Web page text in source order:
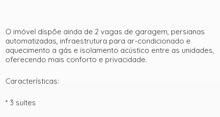
O imóvel dispõe ainda de 2 vagas de garagem, persianas
automatizadas, infraestrutura para ar-condicionado e
aquecimento a gás e isolamento acústico entre as unidades,
oferecendo mais conforto e privacidade.
Características:
* 3 suítes